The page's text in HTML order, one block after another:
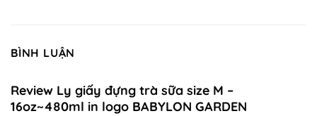
BÌNH LUẬN
Review Ly giấy đựng trà sữa size M –
16oz~480ml in logo BABYLON GARDEN